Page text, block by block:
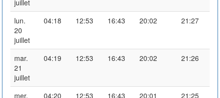
juillet
lun.
20
juillet
04:18 12:53 16:43 20:02 21:27
mar.
21
juillet
04:19 12:53 16:43 20:02 21:26
mer.
04:20 12:53 16:43 20:01 21:25